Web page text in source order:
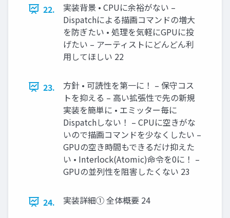
22.
実装背景 • CPUに余裕がない –
Dispatchによる描画コマンドの増大
を防ぎたい • 処理を気軽にGPUに投
げたい – アーティストにどんどん利
用してほしい 22
23.
方針 • 可読性を第一に！ – 保守コス
トを抑える – 高い拡張性で先の新規
実装を簡単に • エミッター毎に
Dispatchしない！ – CPUに空きがな
いので描画コマンドを少なくしたい –
GPUの空き時間もできるだけ抑えた
い • Interlock(Atomic)命令を0に！ –
GPUの並列性を阻害したくない 23
24. 実装詳細① 全体概要 24